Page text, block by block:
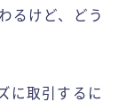
るけど、どう
に取引するに